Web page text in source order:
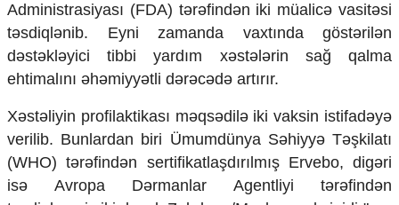
Administrasiyası (FDA) tərəfindən iki müalicə vasitəsi
təsdiqlənib. Eyni zamanda vaxtında göstərilən
dəstəkləyici tibbi yardım xəstələrin sağ qalma
ehtimalını əhəmiyyətli dərəcədə artırır.
Xəstəliyin profilaktikası məqsədilə iki vaksin istifadəyə
verilib. Bunlardan biri Ümumdünya Səhiyyə Təşkilatı
(WHO) tərəfindən sertifikatlaşdırılmış Ervebo, digəri
isə Avropa Dərmanlar Agentliyi tərəfindən